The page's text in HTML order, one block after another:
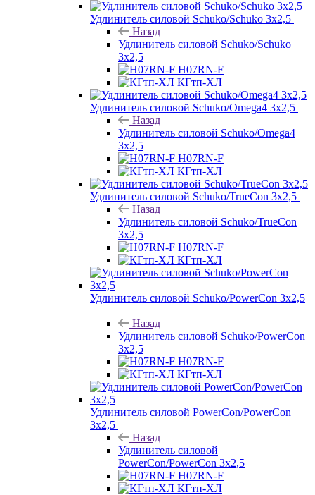
Удлинитель силовой Schuko/Schuko 3х2,5
Назад
Удлинитель силовой Schuko/Schuko
3х2,5
H07RN-F
КГтп-ХЛ
Удлинитель силовой Schuko/Omega4 3х2,5
Назад
Удлинитель силовой Schuko/Omega4
3х2,5
H07RN-F
КГтп-ХЛ
Удлинитель силовой Schuko/TrueCon 3х2,5
Назад
Удлинитель силовой Schuko/TrueCon
3х2,5
H07RN-F
КГтп-ХЛ
Удлинитель силовой Schuko/PowerCon 3х2,5
Назад
Удлинитель силовой Schuko/PowerCon
3х2,5
H07RN-F
КГтп-ХЛ
Удлинитель силовой PowerCon/PowerCon
3х2,5
Назад
Удлинитель силовой
PowerCon/PowerCon 3х2,5
H07RN-F
КГтп-ХЛ